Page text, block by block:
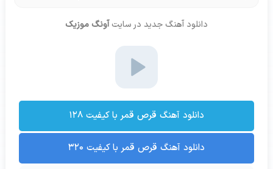
دانلود آهنگ جدید در سایت آونگ موزیک
دانلود آهنگ قرص قمر با کیفیت ۱۲۸
دانلود آهنگ قرص قمر با کیفیت ۳۲۰